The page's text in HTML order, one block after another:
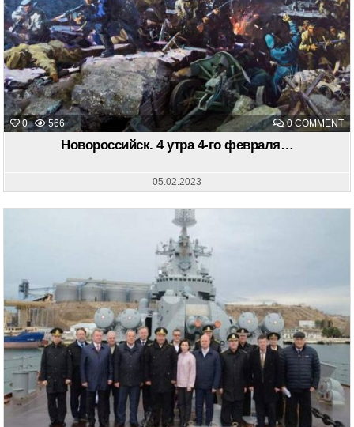
0 566 0 COMMENT
ГО
Новороссийск. 4 утра 4-го февраля…
05.02.2023